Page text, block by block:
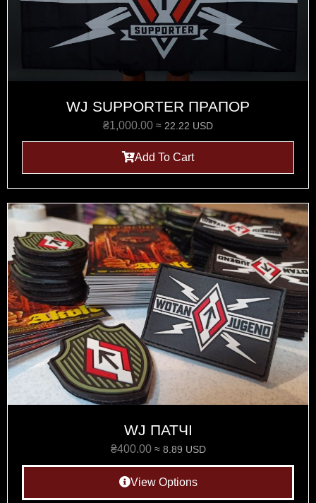
WJ SUPPORTER ПРАПОР
₴1,000.00 ≈ 22.22 USD
Add To Cart
WJ ПАТЧI
₴400.00 ≈ 8.89 USD
View Options